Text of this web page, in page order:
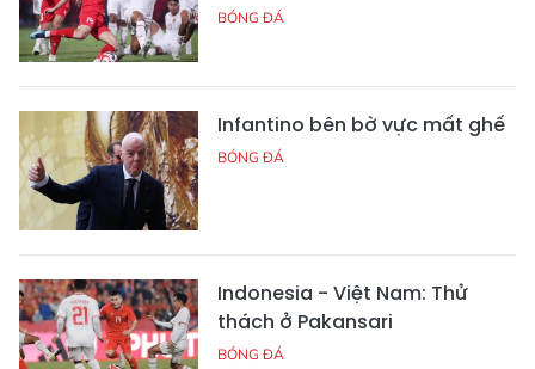
BÓNG ĐÁ
Infantino bên bờ vực mất ghế
BÓNG ĐÁ
Indonesia - Việt Nam: Thử
thách ở Pakansari
BÓNG ĐÁ